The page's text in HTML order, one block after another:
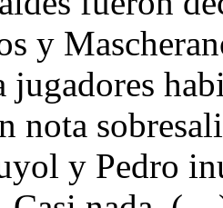
y
jugadores
nota
y Pedro